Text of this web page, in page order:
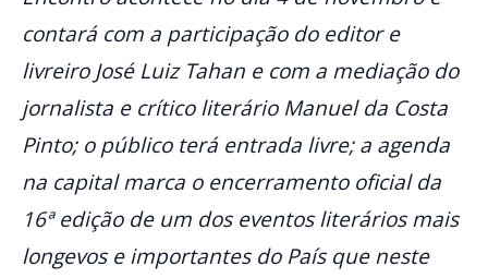
contará com a participação do editor e
livreiro José Luiz Tahan e com a mediação do
jornalista e crítico literário Manuel da Costa
Pinto; o público terá entrada livre; a agenda
na capital marca o encerramento oficial da
16ª edição de um dos eventos literários mais
longevos e importantes do País que neste